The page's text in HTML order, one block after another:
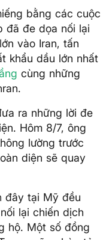
bằng các cuộc
đã đe dọa nối lại
vào Iran, tấn
khẩu dầu lớn nhất
cùng những
ra những lời đe
Hôm 8/7, ông
lường trước
diện sẽ quay
đây tại Mỹ đều
lại chiến dịch
hộ. Một số đồng